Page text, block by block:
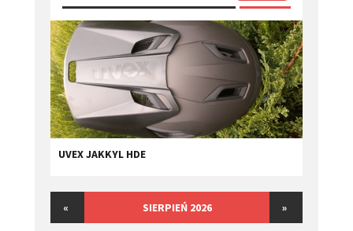
UVEX JAKKYL HDE
« SIERPIEŃ 2026 »